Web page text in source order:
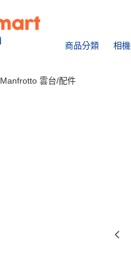
商品分類 相
Manfrotto 雲台/配件